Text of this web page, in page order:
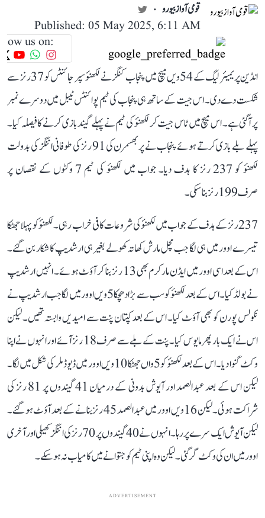
قومی آواز بیورو
Published: 05 May 2025, 6:11 AM
us on:
انڈین پریمیئر لیگ کے 54ویں میچ میں پنجاب کنگز نے لکھنؤ سپر جائنٹس کو 37 رنز سے
شکست دے دی۔ اس جیت کے ساتھ ہی پنجاب کی ٹیم پوائنٹس ٹیبل میں دوسرے نمبر
پر آگئی ہے۔ اس میچ میں ٹاس جیت کر لکھنؤ کی ٹیم نے پہلے گیند بازی کرنے کا فیصلہ کیا۔
پہلے بلے بازی کرتے ہوئے پنجاب نے پربھسمرن کی 91 رنز کی طوفانی اننگز کی بدولت
لکھنؤ کو 237 رنز کا ہدف دیا۔ جواب میں لکھنؤ کی ٹیم 7 وکٹوں کے نقصان پر
صرف 199 رنز بنا سکی۔
237 رنز کے ہدف کے جواب میں لکھنؤ کی شروعات کافی خراب رہی۔ لکھنؤ کو پہلا جھٹکا
تیسرے اوور میں ہی لگا جب مچل مارش کھاتہ کھولے بغیر ہی ارشدیپ کا شکار بن گئے۔
اس کے بعد اسی اوور میں ایڈن مارکرم بھی 13 رنز بنا کر آؤٹ ہوئے۔ انہیں ارشدیپ
نے بولڈ کیا۔ اس کے بعد لکھنؤ کو سب سے بڑا دھچکا 5ویں اوور میں لگا جب ارشدیپ نے
نکولس پورن کو بھی آؤٹ کیا۔ اس کے بعد کپتان پنت سے امیدیں وابستہ تھیں۔ لیکن
اس نے ایک بار پھر مایوس کیا۔ پنت کے بلے سے صرف 18 رنز آئے اور انہوں نے اپنا
وکٹ گنوا دیا۔ اس کے بعد لکھنؤ کو 5واں جھٹکا 10ویں اوور میں ڈیوڈ ملر کی شکل میں لگا۔
لیکن اس کے بعد عبدالصمد اور آیوش بدونی کے درمیان 41 گیندوں پر 81 رنز کی
شراکت ہوئی۔ لیکن 16ویں اوور میں عبدالصمد 45 رنز بنانے کے بعد آؤٹ ہو گئے۔
لیکن آیوش ایک سرے پر رہا۔ انہوں نے 40 گیندوں پر 70 رنز کی اننگز کھیلی اور آخری
اوور میں ان کی وکٹ گر گئی۔ لیکن وہ اپنی ٹیم کو جتوانے میں کامیاب نہ ہو سکے۔
ADVERTISEMENT